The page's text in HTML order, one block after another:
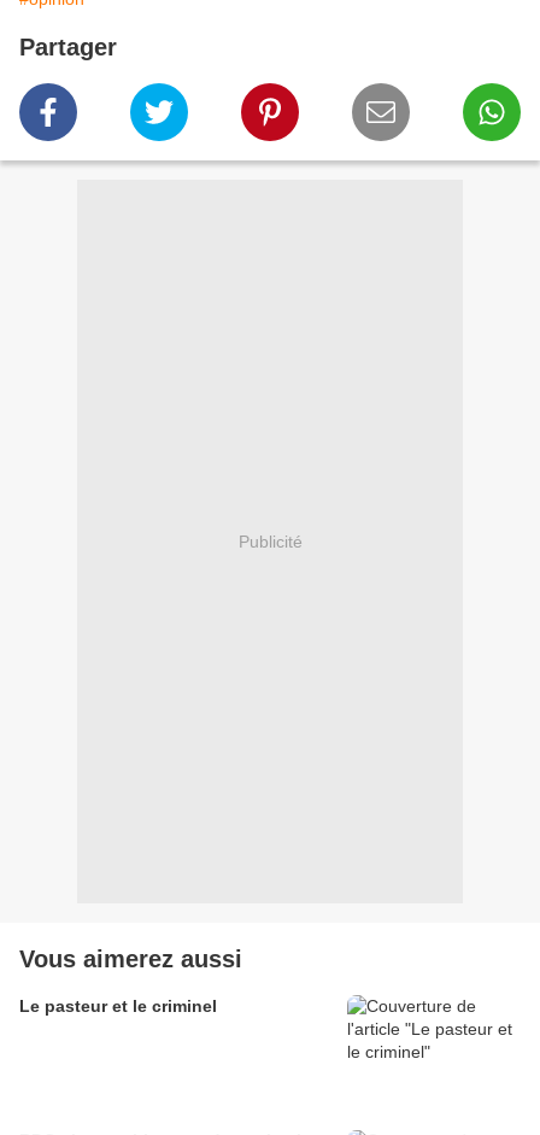
Partager
Publicité
Vous aimerez aussi
Le pasteur et le criminel